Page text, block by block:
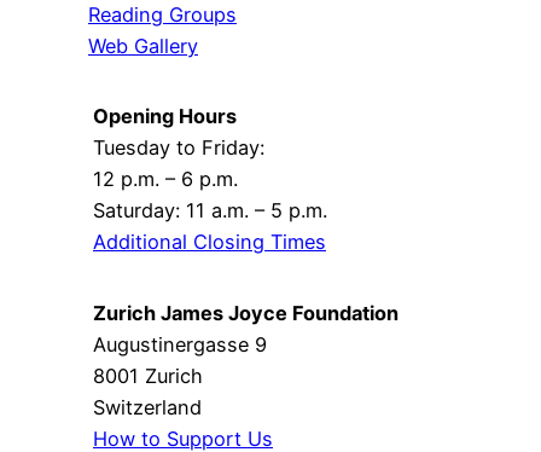
Reading Groups
Web Gallery
Opening Hours
Tuesday to Friday:
12 p.m. – 6 p.m.
Saturday: 11 a.m. – 5 p.m.
Additional Closing Times
Zurich James Joyce Foundation
Augustinergasse 9
8001 Zurich
Switzerland
How to Support Us